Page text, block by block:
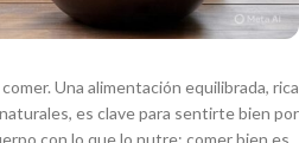
Una alimentación equilibrada, rica
es clave para sentirte bien por